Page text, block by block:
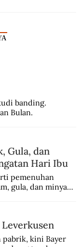
banding.
Bulan.
Gula, dan
Hari Ibu
pemenuhan
gula, dan minyak
kini Bayer